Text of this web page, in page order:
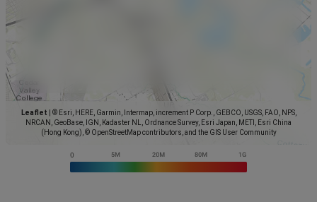
Leaflet
© Esri, HERE, Garmin, Intermap, increment P Corp., GEBCO, USGS, FAO, NPS,
NRCAN, GeoBase, IGN, Kadaster NL, Ordnance Survey, Esri Japan, METI, Esri China
(Hong Kong), © OpenStreetMap contributors, and the GIS User Community